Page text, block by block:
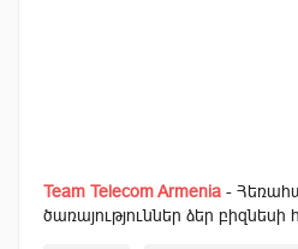
Team Telecom Armenia -
ծառայություններ ձեր